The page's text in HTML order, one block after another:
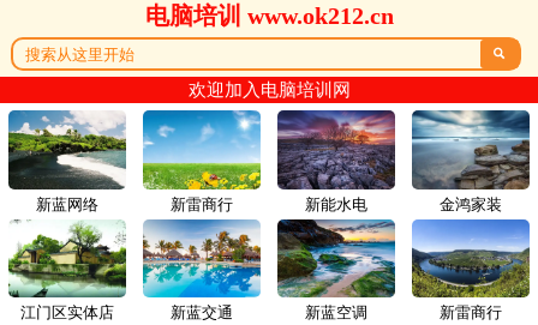
电脑培训 www.ok212.cn

欢迎加入电脑培训网
新蓝网络 新雷商行
江门区实体店 新蓝交通
新能水电 金鸿家装
新蓝空调 新雷商行